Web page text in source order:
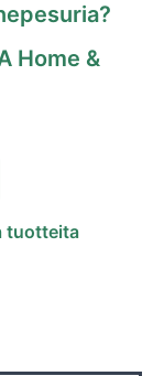
Home &
tuotteita